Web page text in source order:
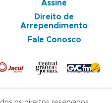
Assine
Direito de
Arrependimento
Fale Conosco